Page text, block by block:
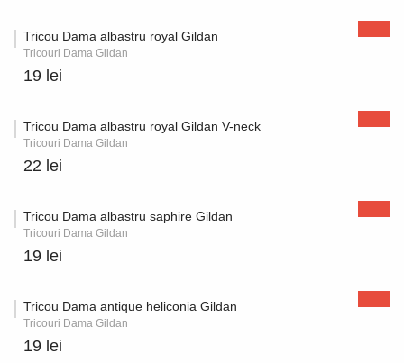
Tricou Dama albastru royal Gildan
Tricouri Dama Gildan
19 lei
Tricou Dama albastru royal Gildan V-neck
Tricouri Dama Gildan
22 lei
Tricou Dama albastru saphire Gildan
Tricouri Dama Gildan
19 lei
Tricou Dama antique heliconia Gildan
Tricouri Dama Gildan
19 lei